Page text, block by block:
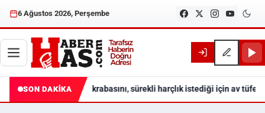
6 Ağustos 2026, Perşembe
SON DAKİKA Akrabasını, sürekli harçlık istediği için av